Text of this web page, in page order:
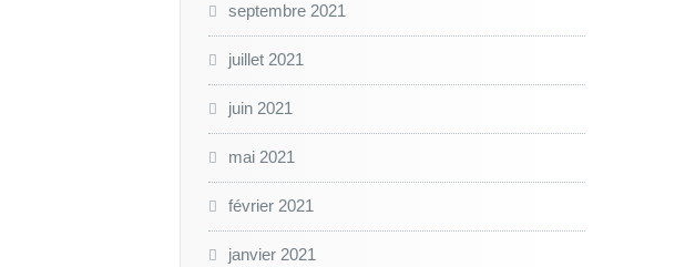
septembre 2021
juillet 2021
juin 2021
mai 2021
février 2021
janvier 2021